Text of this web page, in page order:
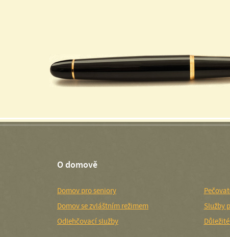
O domově
Domov pro seniory
Domov se zvláštním režimem
Odlehčovací služby
Služby